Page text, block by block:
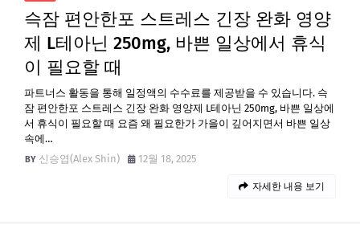
슥잠 편안한포 스트레스 긴장 완화 영양
제 L테아닌 250mg, 바쁜 일상에서 휴식
이 필요할 때
파트너스 활동을 통해 일정액의 수수료를 제공받을 수 있습니다. 슥
잠 편안한포 스트레스 긴장 완화 영양제 L테아닌 250mg, 바쁜 일상에
서 휴식이 필요할 때 요즘 왜 필요한가 가을이 깊어지면서 바쁜 일상
속에…
신승엽(Alex Shin)
12월 18, 2025
자세한 내용 보기